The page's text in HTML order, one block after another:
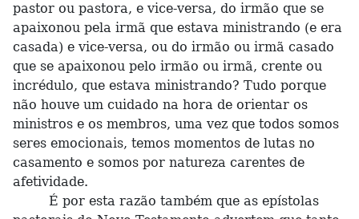
pastor ou pastora, e vice-versa, do irmão que se
apaixonou pela irmã que estava ministrando (e era
casada) e vice-versa, ou do irmão ou irmã casado
que se apaixonou pelo irmão ou irmã, crente ou
incrédulo, que estava ministrando? Tudo porque
não houve um cuidado na hora de orientar os
ministros e os membros, uma vez que todos somos
seres emocionais, temos momentos de lutas no
casamento e somos por natureza carentes de
afetividade.
É por esta razão também que as epístolas